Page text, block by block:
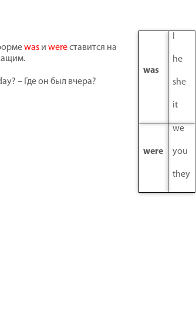
was
he
she
it
were
we
you
they
was и wereставится на
– Где он был вчера?